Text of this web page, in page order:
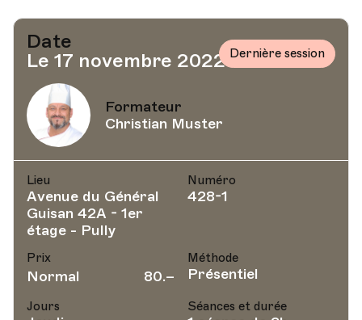
Date
Le 17 novembre 2022 Dernière session
Formateur
Christian Muster
Lieu
Avenue du Général
Guisan 42A - 1er
étage - Pully
Numéro
428-1
Prix
Normal 80.–
Méthode
Présentiel
Jours Séances et durée